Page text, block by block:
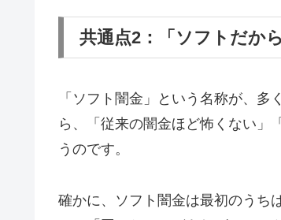
共通点2：「ソフトだか
「ソフト闇金」という名称が、
ら、「従来の闇金ほど怖くない」
うのです。
確かに、ソフト闇金は最初のうち